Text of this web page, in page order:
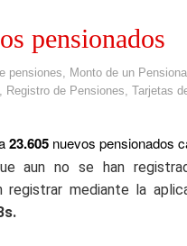
pensionados
pensiones Monto de un
Registro de Pensiones ,Tarjetas
23.605 nuevos pensionados
aun no se han
mediante la